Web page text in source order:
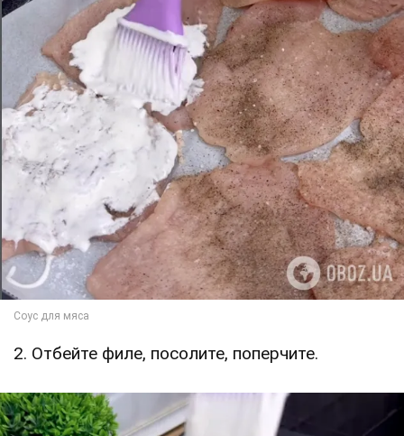
2. Отбейте филе, посолите, поперчите.